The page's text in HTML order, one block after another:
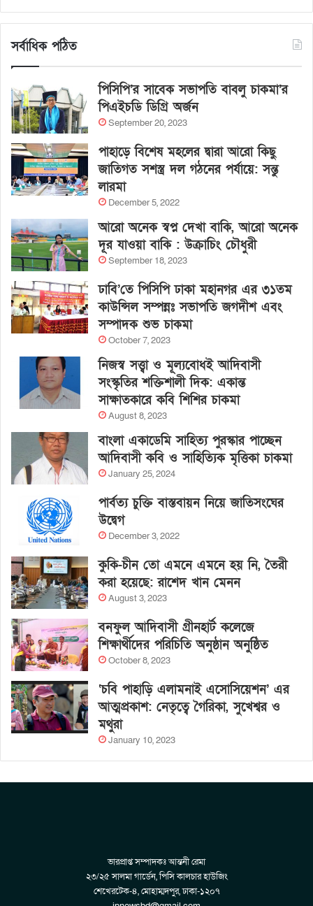
সর্বাধিক পঠিত
পিসিপি’র সাবেক সভাপতি বাবলু চাকমা’র
পিএইচডি ডিগ্রি অর্জন
September 20, 2023
পাহাড়ে বিশেষ মহলের দ্বারা আরো কিছু
জাতিগত সশস্ত্র দল গঠনের পর্যায়ে: সন্তু
লারমা
December 5, 2022
আরো অনেক স্বপ্ন দেখা বাকি, আরো অনেক
দূর যাওয়া বাকি : উক্রাচিং চৌধুরী
September 18, 2023
ঢাবি’তে পিসিপি ঢাকা মহানগর এর ৩১তম
কাউন্সিল সম্পন্নঃ সভাপতি জগদীশ এবং
সম্পাদক শুভ চাকমা
October 7, 2023
নিজস্ব সত্ত্বা ও মূল্যবোধই আদিবাসী
সংস্কৃতির শক্তিশালী দিক: একান্ত
সাক্ষাতকারে কবি শিশির চাকমা
August 8, 2023
বাংলা একাডেমি সাহিত্য পুরস্কার পাচ্ছেন
আদিবাসী কবি ও সাহিত্যিক মৃত্তিকা চাকমা
January 25, 2024
পার্বত্য চুক্তি বাস্তবায়ন নিয়ে জাতিসংঘের
উদ্বেগ
December 3, 2022
কুকি-চীন তো এমনে এমনে হয় নি, তৈরী
করা হয়েছে: রাশেদ খান মেনন
August 3, 2023
বনফুল আদিবাসী গ্রীনহার্ট কলেজে
শিক্ষার্থীদের পরিচিতি অনুষ্ঠান অনুষ্ঠিত
October 8, 2023
‘চবি পাহাড়ি এলামনাই এসোসিয়েশন’ এর
আত্মপ্রকাশ: নেতৃত্বে গৈরিকা, সুখেশ্বর ও
মথুরা
January 10, 2023
ভারপ্রাপ্ত সম্পাদকঃ আন্তনী রেমা
২৩/২৫ সালমা গার্ডেন, পিসি কালচার হাউজিং
শেখেরটেক-৪, মোহাম্মদপুর, ঢাকা-১২০৭